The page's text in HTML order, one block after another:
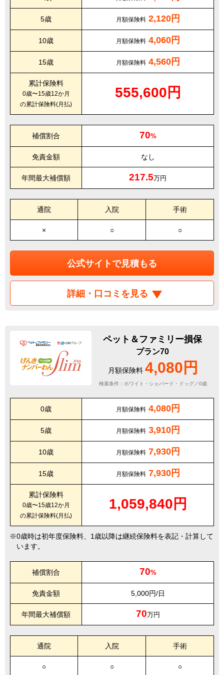
5歳 月額保険料 2,120円
10歳 月額保険料 4,060円
15歳 月額保険料 4,560円
累計保険料
0歳〜15歳12か月
の累計保険料(月払)
555,600円
補償割合 70%
免責金額 なし
年間最大補償額 217.5万円
通院 入院 手術
× ○ ○
公式サイトで見積もる
詳細・口コミを見る
ペット＆ファミリー損保
プラン70
月額保険料 4,080円
検索条件：ホワイト・シェパード・ドッグ／0歳
0歳 月額保険料 4,080円
5歳 月額保険料 3,910円
10歳 月額保険料 7,930円
15歳 月額保険料 7,930円
累計保険料
0歳〜15歳12か月
の累計保険料(月払)
1,059,840円
0歳時は初年度保険料、1歳以降は継続保険料を表記・計算して
います。
補償割合 70%
免責金額 5,000円/日
年間最大補償額 70万円
通院 入院 手術
○ ○ ○